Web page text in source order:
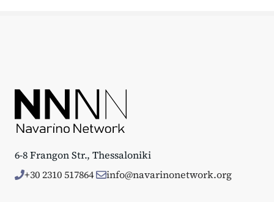
6-8 Frangon Str., Thessaloniki
+30 2310 517864
info@navarinonetwork.org